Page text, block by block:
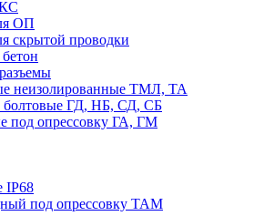
ОП
скрытой проводки
неизолированные ТМЛ, ТА
болтовые ГД, НБ, СД, СБ
под опрессовку ГА, ГМ
IP68
под опрессовку ТАМ